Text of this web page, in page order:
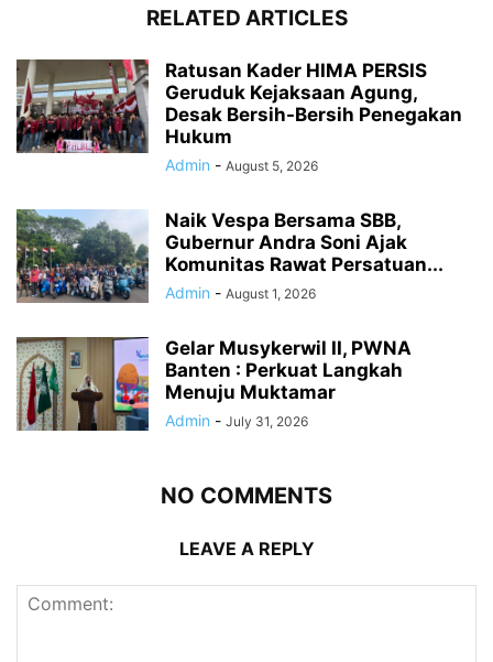
RELATED ARTICLES
Ratusan Kader HIMA PERSIS
Geruduk Kejaksaan Agung,
Desak Bersih-Bersih Penegakan
Hukum
Admin - August 5, 2026
Naik Vespa Bersama SBB,
Gubernur Andra Soni Ajak
Komunitas Rawat Persatuan...
Admin - August 1, 2026
Gelar Musykerwil II, PWNA
Banten : Perkuat Langkah
Menuju Muktamar
Admin - July 31, 2026
NO COMMENTS
LEAVE A REPLY